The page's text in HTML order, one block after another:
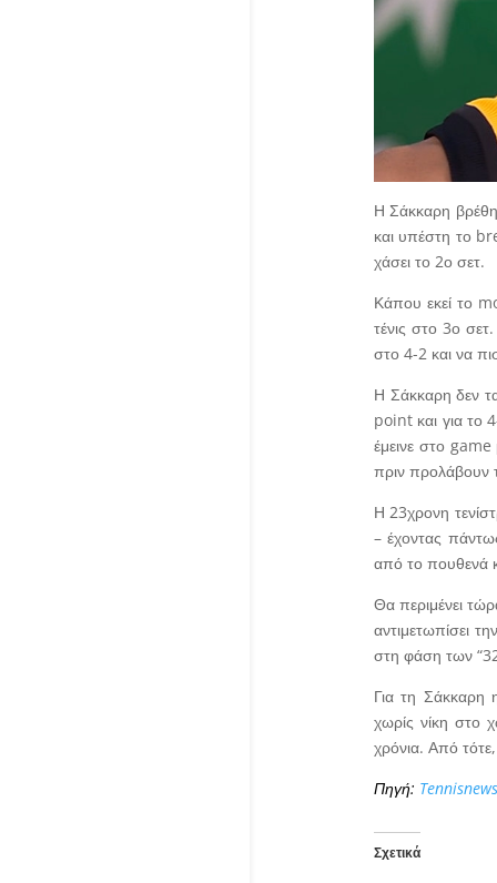
Η Σάκκαρη
και υπέστη το
χάσει το 2ο σετ.
Κάπου εκεί το
τένις στο 3ο
στο 4-2 και να
Η Σάκκαρη δεν
point και για το
έμεινε στο game
πριν προλάβουν
Η 23χρονη
– έχοντας
από το πουθενά
Θα περιμένει
αντιμετωπίσει
στη φάση των
Για τη Σάκκαρη
χωρίς νίκη στο
χρόνια. Από τότε,
Πηγή: Tennisnews
Σχετικά